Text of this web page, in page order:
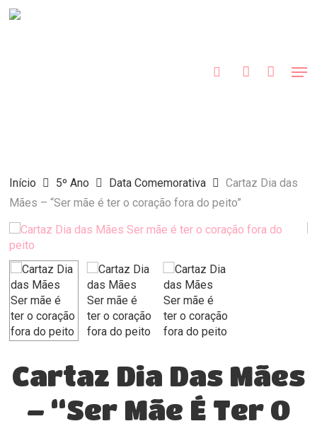
Skip
Início 5º Ano Data Comemorativa
Cartaz Dia das
Mães – “Ser mãe é ter o coração fora do peito”
Cartaz Dia Das Mães
– “Ser Mãe É Ter O